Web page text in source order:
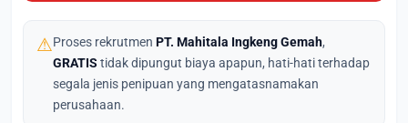
⚠Proses rekrutmen PT. Mahitala Ingkeng Gemah,
GRATIS tidak dipungut biaya apapun, hati-hati terhadap
segala jenis penipuan yang mengatasnamakan
perusahaan.